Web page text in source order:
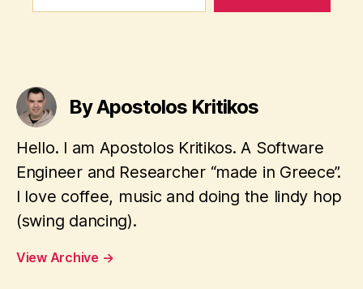
c
s
s
m
a
By Apostolos Kritikos
Hello. I am Apostolos Kritikos. A Software
Engineer and Researcher “made in Greece”.
I love coffee, music and doing the lindy hop
(swing dancing).
View Archive →